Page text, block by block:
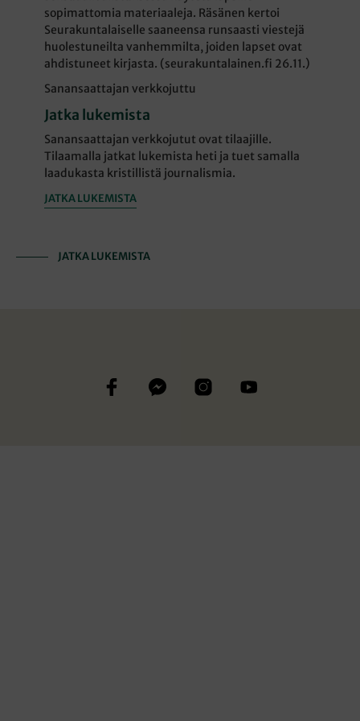
sopimattomia materiaaleja. Räsänen kertoi
Seurakuntalaiselle saaneensa runsaasti viestejä
huolestuneilta vanhemmilta, joiden lapset ovat
ahdistuneet kirjasta. (seurakuntalainen.fi 26.11.)
Sanansaattajan verkkojuttu
Jatka lukemista
Sanansaattajan verkkojutut ovat tilaajille.
Tilaamalla jatkat lukemista heti ja tuet samalla
laadukasta kristillistä journalismia.
JATKA LUKEMISTA
JATKA LUKEMISTA